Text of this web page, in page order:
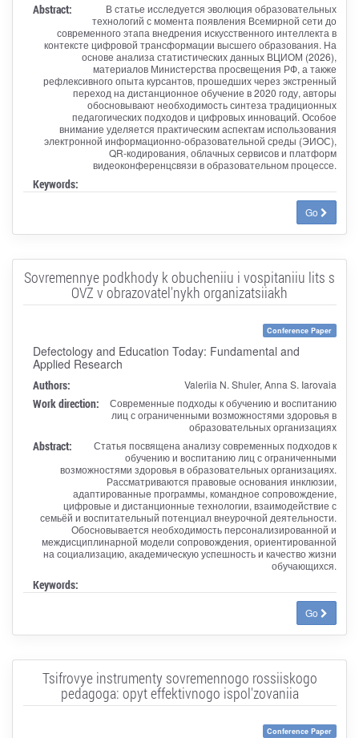
Abstract:
В статье исследуется эволюция образовательных
технологий с момента появления Всемирной сети до
современного этапа внедрения искусственного интеллекта в
контексте цифровой трансформации высшего образования. На
основе анализа статистических данных ВЦИОМ (2026),
материалов Министерства просвещения РФ, а также
рефлексивного опыта курсантов, прошедших через экстренный
переход на дистанционное обучение в 2020 году, авторы
обосновывают необходимость синтеза традиционных
педагогических подходов и цифровых инноваций. Особое
внимание уделяется практическим аспектам использования
электронной информационно-образовательной среды (ЭИОС),
QR-кодирования, облачных сервисов и платформ
видеоконференцсвязи в образовательном процессе.
Keywords:
Go
Sovremennye podkhody k obucheniiu i vospitaniiu lits s
OVZ v obrazovatel'nykh organizatsiiakh
Conference Paper
Defectology and Education Today: Fundamental and
Applied Research
Authors: Valeriia N. Shuler, Anna S. Iarovaia
Work direction:
Современные подходы к обучению и воспитанию
лиц с ограниченными возможностями здоровья в
образовательных организациях
Abstract:
Статья посвящена анализу современных подходов к
обучению и воспитанию лиц с ограниченными
возможностями здоровья в образовательных организациях.
Рассматриваются правовые основания инклюзии,
адаптированные программы, командное сопровождение,
цифровые и дистанционные технологии, взаимодействие с
семьёй и воспитательный потенциал внеурочной деятельности.
Обосновывается необходимость персонализированной и
междисциплинарной модели сопровождения, ориентированной
на социализацию, академическую успешность и качество жизни
обучающихся.
Keywords:
Go
Tsifrovye instrumenty sovremennogo rossiiskogo
pedagoga: opyt effektivnogo ispol'zovaniia
Conference Paper